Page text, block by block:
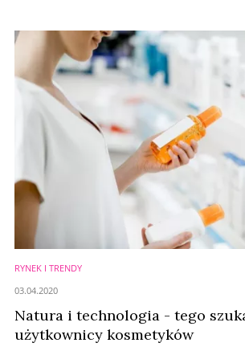
RYNEK I TRENDY
Natura i technologia - tego
użytkownicy kosmetyków
03.04.2020